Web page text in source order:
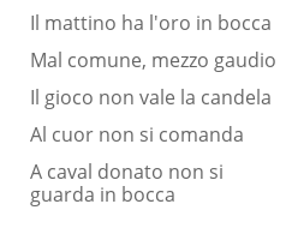
Il mattino ha l'oro in bocca
Mal comune, mezzo gaudio
Il gioco non vale la candela
Al cuor non si comanda
A caval donato non si
guarda in bocca